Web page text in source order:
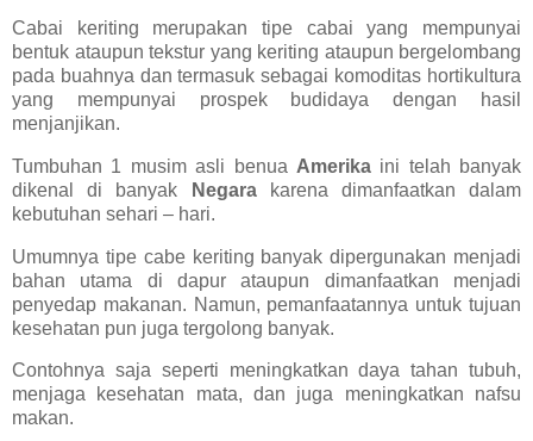
Cabai keriting merupakan tipe cabai yang mempunyai
bentuk ataupun tekstur yang keriting ataupun bergelombang
pada buahnya dan termasuk sebagai komoditas hortikultura
yang mempunyai prospek budidaya dengan hasil
menjanjikan.
Tumbuhan 1 musim asli benua Amerikaini telah banyak
dikenal di banyak
Negarakarena dimanfaatkan dalam
kebutuhan sehari – hari.
Umumnya tipe cabe keriting banyak dipergunakan menjadi
bahan utama di dapur ataupun dimanfaatkan menjadi
penyedap makanan. Namun, pemanfaatannya untuk tujuan
kesehatan pun juga tergolong banyak.
Contohnya saja seperti meningkatkan daya tahan tubuh,
menjaga kesehatan mata, dan juga meningkatkan nafsu
makan.